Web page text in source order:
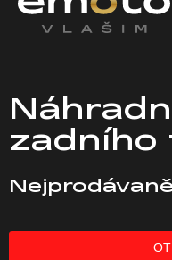
zadního